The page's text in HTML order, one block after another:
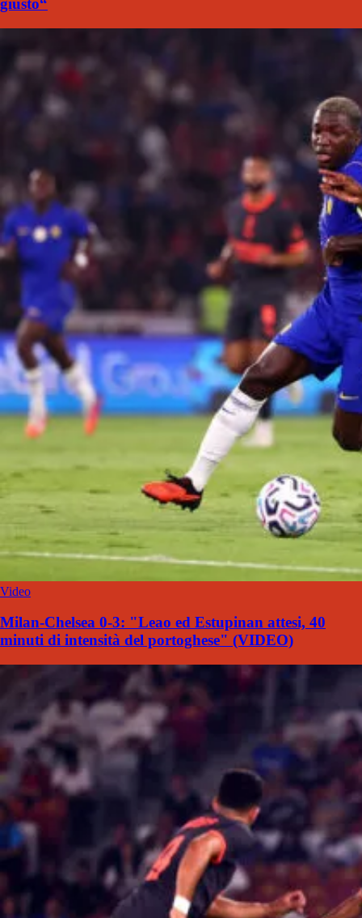
giusto“
Video
Milan-Chelsea 0-3: "Leao ed Estupinan attesi, 40
minuti di intensità del portoghese" (VIDEO)